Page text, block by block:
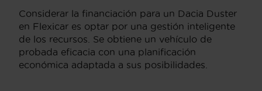
Considerar la financiación para un Dacia Duster
en Flexicar es optar por una gestión inteligente
de los recursos. Se obtiene un vehículo de
probada eficacia con una planificación
económica adaptada a sus posibilidades.